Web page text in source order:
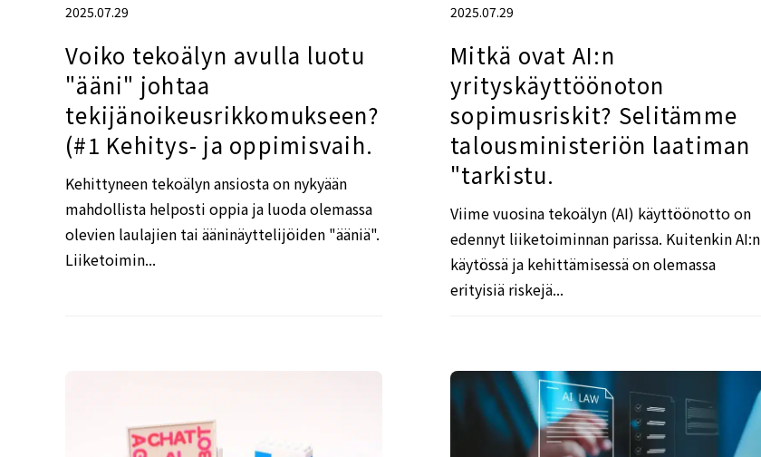
2025.07.29
Voiko tekoälyn avulla luotu
"ääni" johtaa
tekijänoikeusrikkomukseen?
(#1 Kehitys- ja oppimisvaih.
Kehittyneen tekoälyn ansiosta on nykyään
mahdollista helposti oppia ja luoda olemassa
olevien laulajien tai ääninäyttelijöiden "ääniä".
Liiketoimin...
2025.07.29
Mitkä ovat AI:n
yrityskäyttöönoton
sopimusriskit? Selitämme
talousministeriön laatiman
"tarkistu.
Viime vuosina tekoälyn (AI) käyttöönotto on
edennyt liiketoiminnan parissa. Kuitenkin AI:n
käytössä ja kehittämisessä on olemassa
erityisiä riskejä...